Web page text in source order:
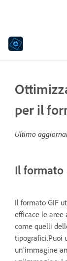
per il
Ultimo
Il formato
Il formato GIF
efficace le
come quelli
tipografici.Puoi
un'immagine